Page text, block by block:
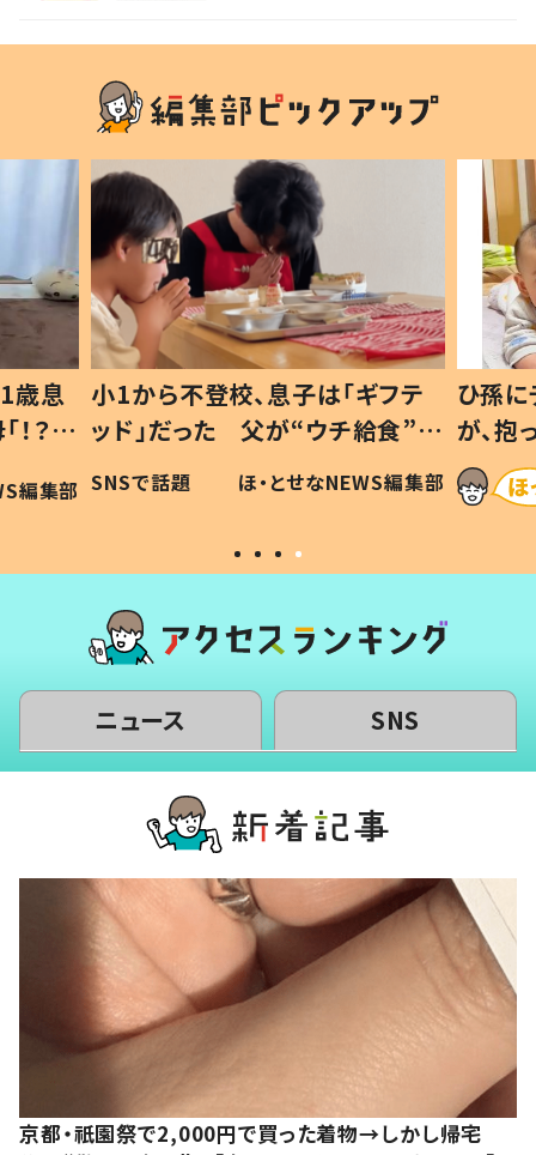
歳息
？」
編集部
小1から不登校、息子は「ギフテ
ッド」だった 父が“ウチ給食”を
作り続ける理由とは #令和の親
#令和の子
SNSで話題 ほ・とせなNEWS編集部
ひ孫
が、
「涙が
い」
ニュース SNS
京都・祇園祭で2,000円で買った着物→しかし帰宅